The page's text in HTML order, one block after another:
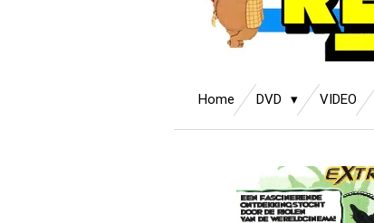
Home DVD VIDEO